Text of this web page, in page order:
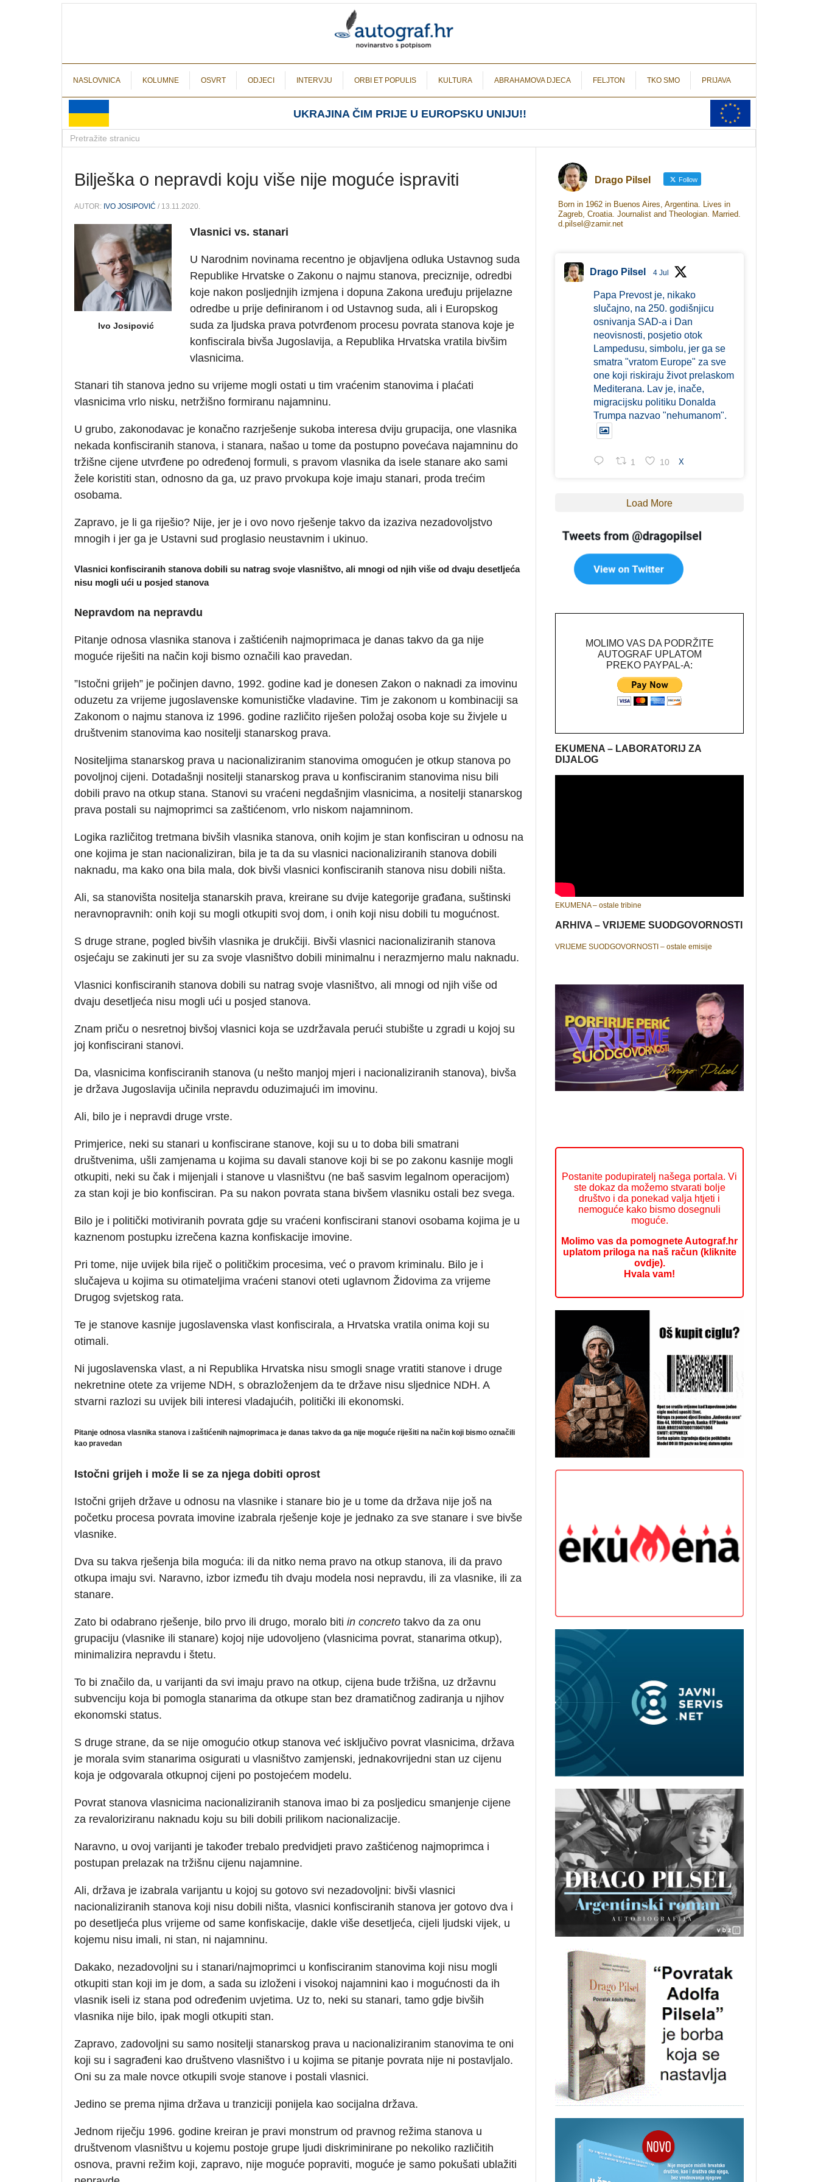
NASLOVNICA KOLUMNE OSVRT ODJECI INTERVJU ORBI ET POPULIS KULTURA ABRAHAMOVA DJECA FELJTON TKO SMO PRIJAVA
UKRAJINA ČIM PRIJE U EUROPSKU UNIJU!!
Bilješka o nepravdi koju više nije moguće ispraviti
AUTOR: IVO JOSIPOVIĆ / 13.11.2020.
Ivo Josipović
Vlasnici vs. stanari
U Narodnim novinama recentno je objavljena odluka Ustavnog suda
Republike Hrvatske o Zakonu o najmu stanova, preciznije, odredbi
koje nakon posljednjih izmjena i dopuna Zakona uređuju prijelazne
odredbe u prije definiranom i od Ustavnog suda, ali i Europskog
suda za ljudska prava potvrđenom procesu povrata stanova koje je
konfiscirala bivša Jugoslavija, a Republika Hrvatska vratila bivšim
vlasnicima.
Stanari tih stanova jedno su vrijeme mogli ostati u tim vraćenim stanovima i plaćati
vlasnicima vrlo nisku, netržišno formiranu najamninu.
U grubo, zakonodavac je konačno razrješenje sukoba interesa dviju grupacija, one vlasnika
nekada konfisciranih stanova, i stanara, našao u tome da postupno povećava najamninu do
tržišne cijene utvrđene po određenoj formuli, s pravom vlasnika da isele stanare ako sami
žele koristiti stan, odnosno da ga, uz pravo prvokupa koje imaju stanari, proda trećim
osobama.
Zapravo, je li ga riješio? Nije, jer je i ovo novo rješenje takvo da izaziva nezadovoljstvo
mnogih i jer ga je Ustavni sud proglasio neustavnim i ukinuo.
Vlasnici konfisciranih stanova dobili su natrag svoje vlasništvo, ali mnogi od njih više od dvaju desetljeća
nisu mogli ući u posjed stanova
Nepravdom na nepravdu
Pitanje odnosa vlasnika stanova i zaštićenih najmoprimaca je danas takvo da ga nije
moguće riješiti na način koji bismo označili kao pravedan.
”Istočni grijeh” je počinjen davno, 1992. godine kad je donesen Zakon o naknadi za imovinu
oduzetu za vrijeme jugoslavenske komunističke vladavine. Tim je zakonom u kombinaciji sa
Zakonom o najmu stanova iz 1996. godine različito riješen položaj osoba koje su živjele u
društvenim stanovima kao nositelji stanarskog prava.
Nositeljima stanarskog prava u nacionaliziranim stanovima omogućen je otkup stanova po
povoljnoj cijeni. Dotadašnji nositelji stanarskog prava u konfisciranim stanovima nisu bili
dobili pravo na otkup stana. Stanovi su vraćeni negdašnjim vlasnicima, a nositelji stanarskog
prava postali su najmoprimci sa zaštićenom, vrlo niskom najamninom.
Logika različitog tretmana bivših vlasnika stanova, onih kojim je stan konfisciran u odnosu na
one kojima je stan nacionaliziran, bila je ta da su vlasnici nacionaliziranih stanova dobili
naknadu, ma kako ona bila mala, dok bivši vlasnici konfisciranih stanova nisu dobili ništa.
Ali, sa stanovišta nositelja stanarskih prava, kreirane su dvije kategorije građana, suštinski
neravnopravnih: onih koji su mogli otkupiti svoj dom, i onih koji nisu dobili tu mogućnost.
S druge strane, pogled bivših vlasnika je drukčiji. Bivši vlasnici nacionaliziranih stanova
osjećaju se zakinuti jer su za svoje vlasništvo dobili minimalnu i nerazmjerno malu naknadu.
Vlasnici konfisciranih stanova dobili su natrag svoje vlasništvo, ali mnogi od njih više od
dvaju desetljeća nisu mogli ući u posjed stanova.
Znam priču o nesretnoj bivšoj vlasnici koja se uzdržavala perući stubište u zgradi u kojoj su
joj konfiscirani stanovi.
Da, vlasnicima konfisciranih stanova (u nešto manjoj mjeri i nacionaliziranih stanova), bivša
je država Jugoslavija učinila nepravdu oduzimajući im imovinu.
Ali, bilo je i nepravdi druge vrste.
Primjerice, neki su stanari u konfiscirane stanove, koji su u to doba bili smatrani
društvenima, ušli zamjenama u kojima su davali stanove koji bi se po zakonu kasnije mogli
otkupiti, neki su čak i mijenjali i stanove u vlasništvu (ne baš sasvim legalnom operacijom)
za stan koji je bio konfisciran. Pa su nakon povrata stana bivšem vlasniku ostali bez svega.
Bilo je i politički motiviranih povrata gdje su vraćeni konfiscirani stanovi osobama kojima je u
kaznenom postupku izrečena kazna konfiskacije imovine.
Pri tome, nije uvijek bila riječ o političkim procesima, već o pravom kriminalu. Bilo je i
slučajeva u kojima su otimateljima vraćeni stanovi oteti uglavnom Židovima za vrijeme
Drugog svjetskog rata.
Te je stanove kasnije jugoslavenska vlast konfiscirala, a Hrvatska vratila onima koji su
otimali.
Ni jugoslavenska vlast, a ni Republika Hrvatska nisu smogli snage vratiti stanove i druge
nekretnine otete za vrijeme NDH, s obrazloženjem da te države nisu sljednice NDH. A
stvarni razlozi su uvijek bili interesi vladajućih, politički ili ekonomski.
Pitanje odnosa vlasnika stanova i zaštićenih najmoprimaca je danas takvo da ga nije moguće riješiti na način koji bismo označili
kao pravedan
Istočni grijeh i može li se za njega dobiti oprost
Istočni grijeh države u odnosu na vlasnike i stanare bio je u tome da država nije još na
početku procesa povrata imovine izabrala rješenje koje je jednako za sve stanare i sve bivše
vlasnike.
Dva su takva rješenja bila moguća: ili da nitko nema pravo na otkup stanova, ili da pravo
otkupa imaju svi. Naravno, izbor između tih dvaju modela nosi nepravdu, ili za vlasnike, ili za
stanare.
Zato bi odabrano rješenje, bilo prvo ili drugo, moralo biti in concreto takvo da za onu
grupaciju (vlasnike ili stanare) kojoj nije udovoljeno (vlasnicima povrat, stanarima otkup),
minimalizira nepravdu i štetu.
To bi značilo da, u varijanti da svi imaju pravo na otkup, cijena bude tržišna, uz državnu
subvenciju koja bi pomogla stanarima da otkupe stan bez dramatičnog zadiranja u njihov
ekonomski status.
S druge strane, da se nije omogućio otkup stanova već isključivo povrat vlasnicima, država
je morala svim stanarima osigurati u vlasništvo zamjenski, jednakovrijedni stan uz cijenu
koja je odgovarala otkupnoj cijeni po postojećem modelu.
Povrat stanova vlasnicima nacionaliziranih stanova imao bi za posljedicu smanjenje cijene
za revaloriziranu naknadu koju su bili dobili prilikom nacionalizacije.
Naravno, u ovoj varijanti je također trebalo predvidjeti pravo zaštićenog najmoprimca i
postupan prelazak na tržišnu cijenu najamnine.
Ali, država je izabrala varijantu u kojoj su gotovo svi nezadovoljni: bivši vlasnici
nacionaliziranih stanova koji nisu dobili ništa, vlasnici konfisciranih stanova jer gotovo dva i
po desetljeća plus vrijeme od same konfiskacije, dakle više desetljeća, cijeli ljudski vijek, u
kojemu nisu imali, ni stan, ni najamninu.
Dakako, nezadovoljni su i stanari/najmoprimci u konfisciranim stanovima koji nisu mogli
otkupiti stan koji im je dom, a sada su izloženi i visokoj najamnini kao i mogućnosti da ih
vlasnik iseli iz stana pod određenim uvjetima. Uz to, neki su stanari, tamo gdje bivših
vlasnika nije bilo, ipak mogli otkupiti stan.
Zapravo, zadovoljni su samo nositelji stanarskog prava u nacionaliziranim stanovima te oni
koji su i sagrađeni kao društveno vlasništvo i u kojima se pitanje povrata nije ni postavljalo.
Oni su za male novce otkupili svoje stanove i postali vlasnici.
Jedino se prema njima država u tranziciji ponijela kao socijalna država.
Jednom riječju 1996. godine kreiran je pravi monstrum od pravnog režima stanova u
društvenom vlasništvu u kojemu postoje grupe ljudi diskriminirane po nekoliko različitih
osnova, pravni režim koji, zapravo, nije moguće popraviti, moguće je samo pokušati ublažiti
Drago Pilsel Follow
Born in 1962 in Buenos Aires, Argentina. Lives in
Zagreb, Croatia. Journalist and Theologian. Married.
d.pilsel@zamir.net
Drago Pilsel 4 Jul
Papa Prevost je, nikako
slučajno, na 250. godišnjicu
osnivanja SAD-a i Dan
neovisnosti, posjetio otok
Lampedusu, simbolu, jer ga se
smatra "vratom Europe" za sve
one koji riskiraju život prelaskom
Mediterana. Lav je, inače,
migracijsku politiku Donalda
Trumpa nazvao "nehumanom".
1 10 X
Load More
MOLIMO VAS DA PODRŽITE
AUTOGRAF UPLATOM
PREKO PAYPAL-A:
EKUMENA – LABORATORIJ ZA
DIJALOG
EKUMENA – ostale tribine
ARHIVA – VRIJEME SUODGOVORNOSTI
VRIJEME SUODGOVORNOSTI – ostale emisije
Postanite podupiratelj našega portala. Vi
ste dokaz da možemo stvarati bolje
društvo i da ponekad valja htjeti i
nemoguće kako bismo dosegnuli
moguće.
Molimo vas da pomognete Autograf.hr
uplatom priloga na naš račun (kliknite
ovdje).
Hvala vam!